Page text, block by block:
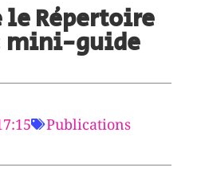
le Répertoire
mini-guide
Publications